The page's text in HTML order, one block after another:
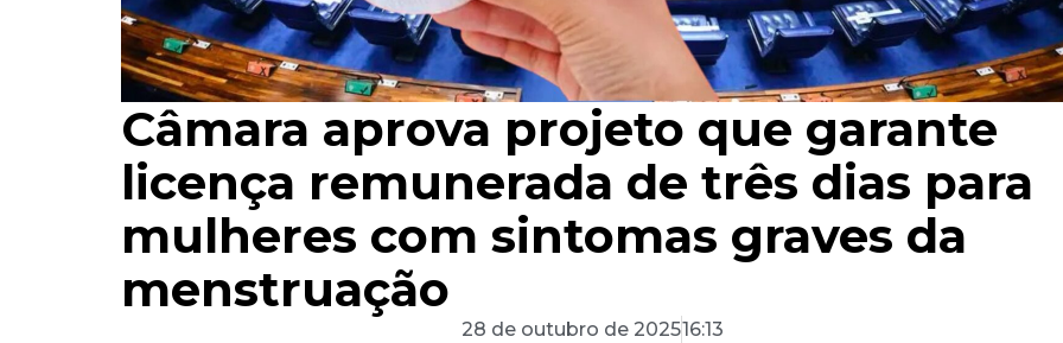
Câmara aprova projeto que garante
licença remunerada de três dias para
mulheres com sintomas graves da
menstruação
28 de outubro de 202516:13